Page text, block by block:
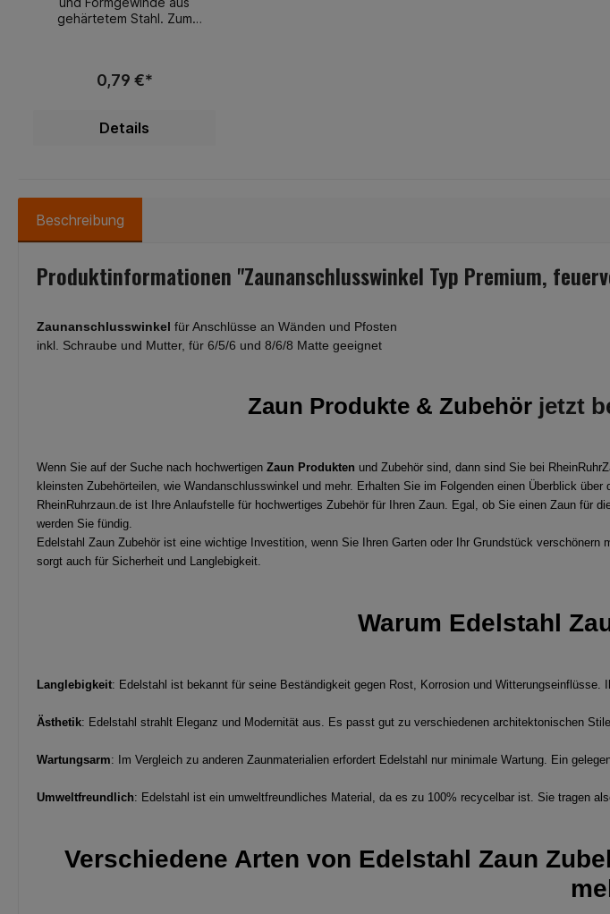
gehärtetem Stahl. Zum
Aluminium- und
BimetallOberfläche: Zink-
BlankWerkstoff Dichtung:
Ethylen-Propylen-Dien-
Terpolymer-Kautschuk-
EPDMRoHS-konform: Ja
BundAntriebart:
enform:
Bohrspitze Untergrund: Stahl,
0,79 €*
Details
Beschreibung
Produktinformationen "Zaunanschlusswinkel Typ Premium,
Zaunanschlusswinkel für Anschlüsse an Wänden und Pfosten
inkl. Schraube und Mutter, für 6/5/6 und 8/6/8 Matte geeignet
Zaun Produkte & Zubehörjetzt
Wenn Sie auf der Suche nach hochwertigen Zaun Produkten und Zubehör sind, dann sind Sie bei
kleinsten Zubehörteilen, wie Wandanschlusswinkel und mehr. Erhalten Sie im Folgenden einen Überblick über
RheinRuhrzaun.de ist Ihre Anlaufstelle für hochwertiges Zubehör für Ihren Zaun. Egal, ob Sie einen Zaun
werden Sie fündig.
Edelstahl Zaun Zubehör ist eine wichtige Investition, wenn Sie Ihren Garten oder Ihr Grundstück
sorgt auch für Sicherheit und Langlebigkeit.
Warum Edelstahl
Langlebigkeit: Edelstahl ist bekannt für seine Beständigkeit gegen Rost, Korrosion und
Ästhetik: Edelstahl strahlt Eleganz und Modernität aus. Es passt gut zu verschiedenen architektonischen
Wartungsarm: Im Vergleich zu anderen Zaunmaterialien erfordert Edelstahl nur minimale Wartung. Ein
Umweltfreundlich: Edelstahl ist ein umweltfreundliches Material, da es zu 100% recycelbar ist. Sie tragen
Verschiedene Arten von Edelstahl Zaun